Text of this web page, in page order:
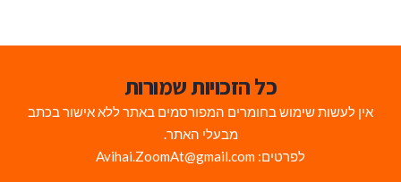
כל הזכויות שמורות
אין לעשות שימוש בחומרים המפורסמים באתר ללא אישור בכתב
מבעלי האתר.
לפרטים: Avihai.ZoomAt@gmail.com